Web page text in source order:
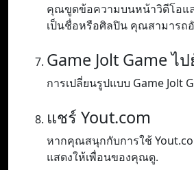
คุณขูดข้อความบนหน้าวิดีโอแล
เป็นชื่อหรือศิลปิน คุณสามารถอั
Game Jolt Game ไป
การเปลี่ยนรูปแบบ Game Jolt
แชร์ Yout.com
หากคุณสนุกกับการใช้
แสดงให้เพื่อนของคุณดู.